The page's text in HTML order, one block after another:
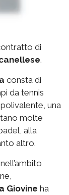
di
.
consta di
da tennis
una
molte
alla
altro.
, nell’ambito
Giovine ha